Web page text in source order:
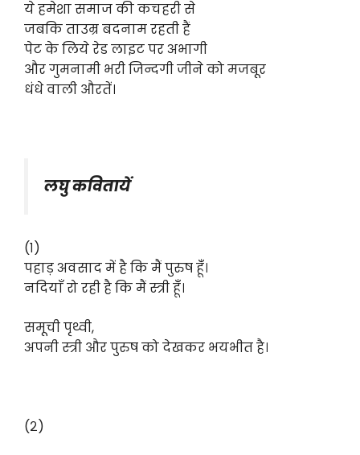
ये हमेशा समाज की कचहरी से
जबकि ताउम्र बदनाम रहती हैं
पेट के लिये रेड लाइट पर अभागी
और गुमनामी भरी जिन्दगी जीने को मजबूर
धंधे वाली औरतें।
लघु कवितायें
(१)
पहाड़ अवसाद में है कि मैं पुरुष हूंँ।
नदियाँ रो रही है कि मैं स्त्री हूंँ।
समूची पृथ्वी,
अपनी स्त्री और पुरुष को देखकर भयभीत है।
(२)